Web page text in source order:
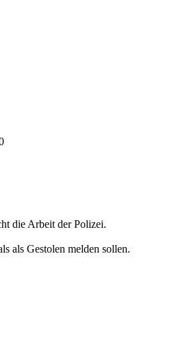
die Arbeit der Polizei.
als Gestolen melden sollen.